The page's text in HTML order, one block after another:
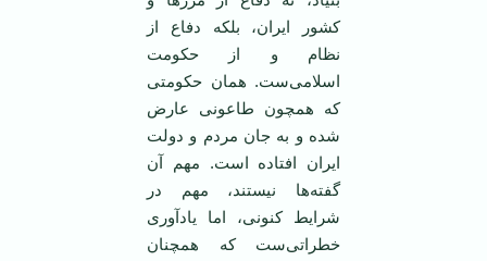
کشور ایران، بلکه دفاع از
نظام و از حکومت
اسلامی‌ست. همان حکومتی
که همچون طاعونی عارض
شده و به جان مردم و دولت
ایران افتاده است. مهم آن
گفته‌ها نیستند، مهم در
شرایط کنونی، اما یادآوری
خطراتی‌ست که همچنان